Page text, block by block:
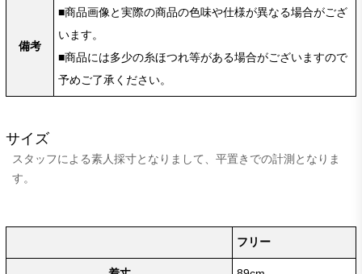
備考
■商品画像と実際の商品の色味や仕様が異なる場合がござ
います。
■商品には多少の糸ほつれ等がある場合がございますので
予めご了承ください。
サイズ
スタッフによる素人採寸となりまして、平置きでの計測となりま
す。
フリー